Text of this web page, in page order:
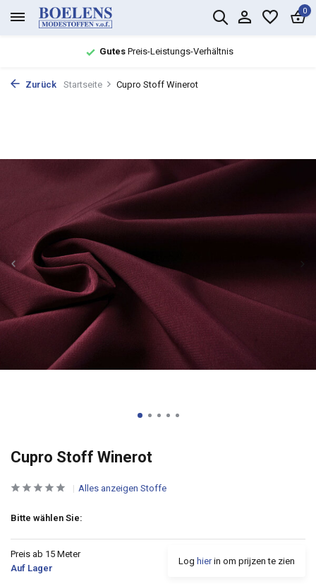
0
GutesPreis-Leistungs-Verhältnis
Zurück Startseite Cupro Stoff Winerot
Cupro Stoff Winerot
Alles anzeigen Stoffe
Bitte wählen Sie:
Preis ab 15 Meter
Auf Lager
Log hierin om prijzen te zien